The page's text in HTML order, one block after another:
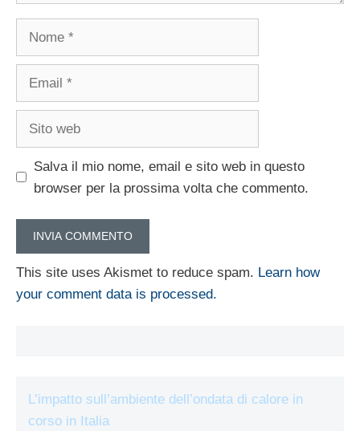
Nome
Email
Sito
Salva il mio nome, email e sito web in questo
browser per la prossima volta che commento.
This site uses Akismet to reduce spam. Learn how
your comment data is processed.
L’impatto sull’ambiente dell’ondata di calore in
corso in Italia